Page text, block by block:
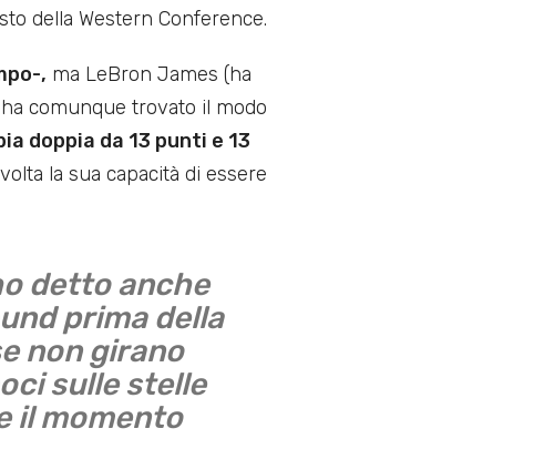
della Western Conference.
, ma LeBron James (ha
comunque trovato il modo
doppia da 13 punti e 13
la sua capacità di essere
detto anche
prima della
non girano
sulle stelle
il momento